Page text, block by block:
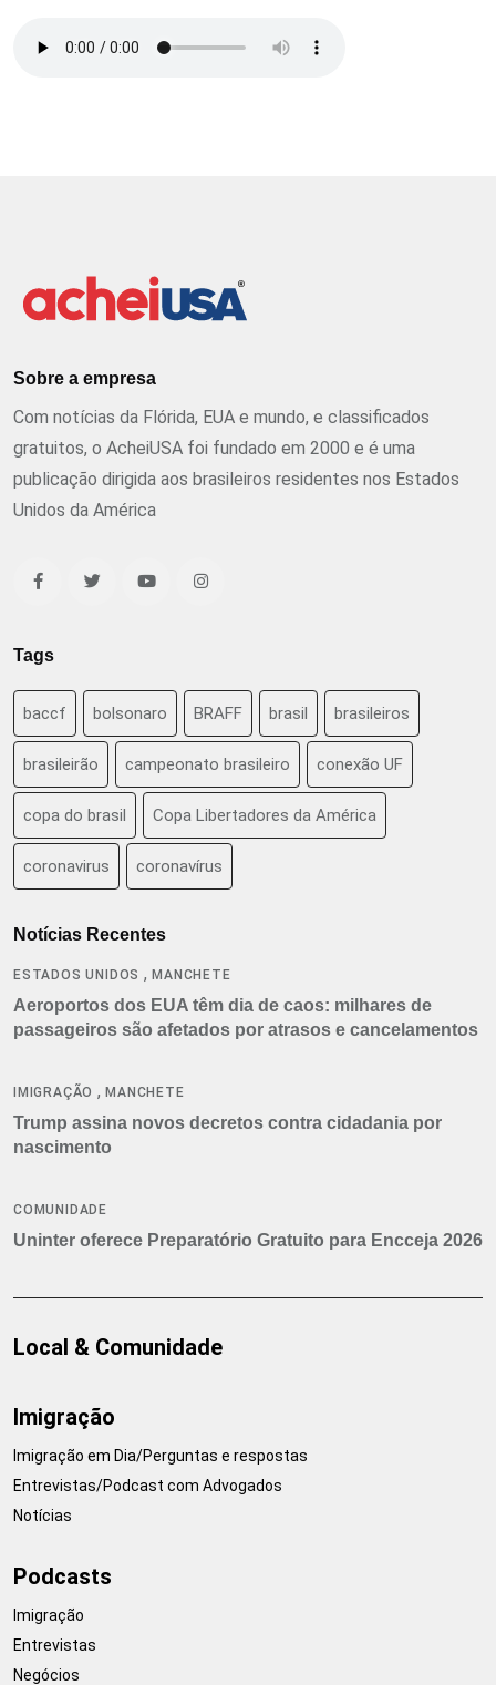
Sobre a empresa
Com notícias da Flórida, EUA e mundo, e classificados
gratuitos, o AcheiUSA foi fundado em 2000 e é uma
publicação dirigida aos brasileiros residentes nos Estados
Unidos da América
Tags
baccf bolsonaro BRAFF brasil brasileiros
brasileirão campeonato brasileiro conexão UF
copa do brasil Copa Libertadores da América
coronavirus coronavírus
Notícias Recentes
ESTADOS UNIDOS ,MANCHETE
Aeroportos dos EUA têm dia de caos: milhares de
passageiros são afetados por atrasos e cancelamentos
IMIGRAÇÃO ,MANCHETE
Trump assina novos decretos contra cidadania por
nascimento
COMUNIDADE
Uninter oferece Preparatório Gratuito para Encceja 2026
Local & Comunidade
Imigração
Imigração em Dia/Perguntas e respostas
Entrevistas/Podcast com Advogados
Notícias
Podcasts
Imigração
Entrevistas
Negócios